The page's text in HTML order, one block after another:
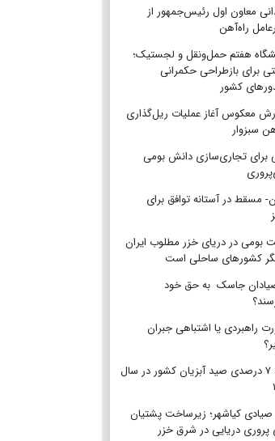
معاون اول رئیس‌جمهور از
راه‌آهن
هفتم حمل‌ونقل و لجستیک؛
برای بازطراحی حکمرانی
کشور
معکوس آغاز عملیات ریل‌گذاری
سبزوار
برای تجاری‌سازی دانش بومی
مسقط در آستانه توافق برای
بومی در دریای خزر مطلوب ایران
کشورهای ساحلی است
جاسک به حق خود
راهبردی یا اشتباهی جبران
رشد ۷ درصدی صید آبزیان کشور در سال
صیادی کیاشهر؛ زیرساخت پشتیان
پروری دریایی در شرق خزر